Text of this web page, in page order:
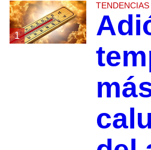
1
TENDENCIAS